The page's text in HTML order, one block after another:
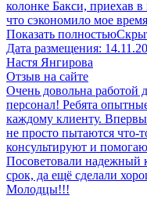
колонке Бакси, приехав в
что сэкономило мое
Показать полностью
Дата размещения:
​Настя Янгирова
Отзыв на сайте
Очень довольна
персонал! Ребята
каждому клиенту.
не просто пытаются что-
консультируют и
Посоветовали надежный
срок, да ещё сделали
Молодцы!!!